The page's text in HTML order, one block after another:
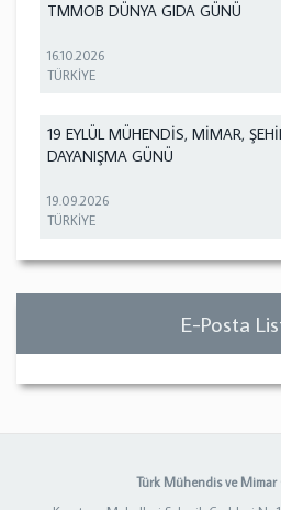
TMMOB DÜNYA GIDA GÜNÜ
16.10.2026
TÜRKİYE
19 EYLÜL MÜHENDİS, MİMAR,
DAYANIŞMA GÜNÜ
19.09.2026
TÜRKİYE
E-Posta
Türk Mühendis ve Mimar